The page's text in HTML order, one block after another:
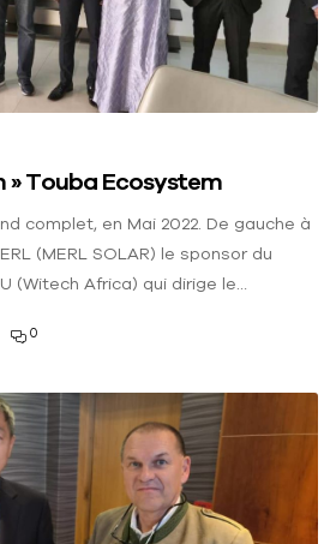
» Touba Ecosystem
complet, en Mai 2022. De gauche à
(MERL SOLAR) le sponsor du
(Witech Africa) qui dirige le
– Arona DIOP (MERL Sénégal)–
notre futur […]
0